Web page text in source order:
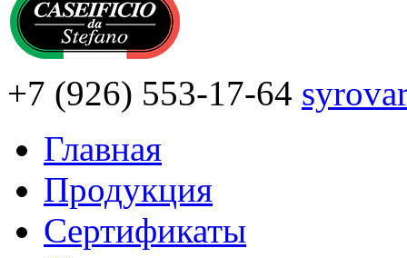
+7 (926) 553-17-64
Главная
Продукция
Сертификаты